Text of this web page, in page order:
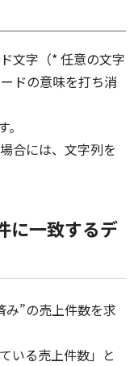
文字（* 任意の文字
ドの意味を打ち消
合には、文字列を
に一致するデ
み”の売上件数を求
いる売上件数」と